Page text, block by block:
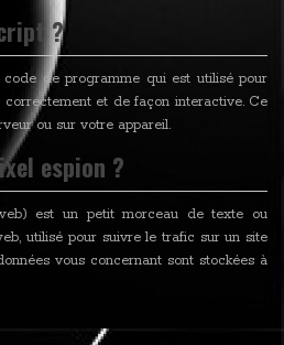
?
de programme qui est utilisé pour
et de façon interactive. Ce
ou sur votre appareil.
espion ?
est un petit morceau de texte ou
utilisé pour suivre le trafic sur un site
vous concernant sont stockées à